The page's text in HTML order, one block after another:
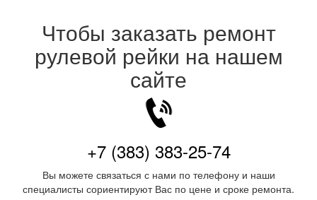
Чтобы заказать ремонт
рулевой рейки на нашем
сайте
+7 (383) 383-25-74
Вы можете связаться с нами по телефону и наши
специалисты сориентируют Вас по цене и сроке ремонта.